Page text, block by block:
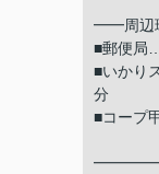
━━周辺
■郵便局
■いかり
分
■コープ